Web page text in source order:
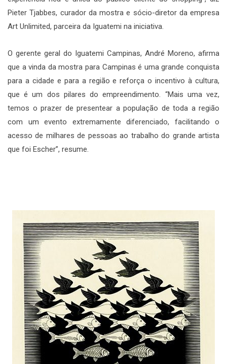
Pieter Tjabbes, curador da mostra e sócio-diretor da empresa
Art Unlimited, parceira da Iguatemi na iniciativa.
O gerente geral do Iguatemi Campinas, André Moreno, afirma
que a vinda da mostra para Campinas é uma grande conquista
para a cidade e para a região e reforça o incentivo à cultura,
que é um dos pilares do empreendimento. “Mais uma vez,
temos o prazer de presentear a população de toda a região
com um evento extremamente diferenciado, facilitando o
acesso de milhares de pessoas ao trabalho do grande artista
que foi Escher”, resume.